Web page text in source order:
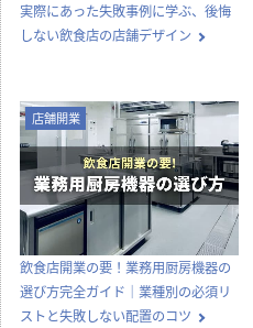
実際にあった失敗事例に学ぶ、後悔
しない飲食店の店舗デザイン
店舗開業
飲食店開業の要！業務用厨房機器の
選び方完全ガイド｜業種別の必須リ
ストと失敗しない配置のコツ